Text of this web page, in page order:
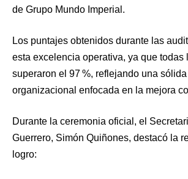
de Grupo Mundo Imperial.
Los puntajes obtenidos durante las
esta excelencia operativa, ya que todas
superaron el 97 %, reflejando una
organizacional enfocada en la mejora
Durante la ceremonia oficial, el
Guerrero, Simón Quiñones, destacó la
logro: